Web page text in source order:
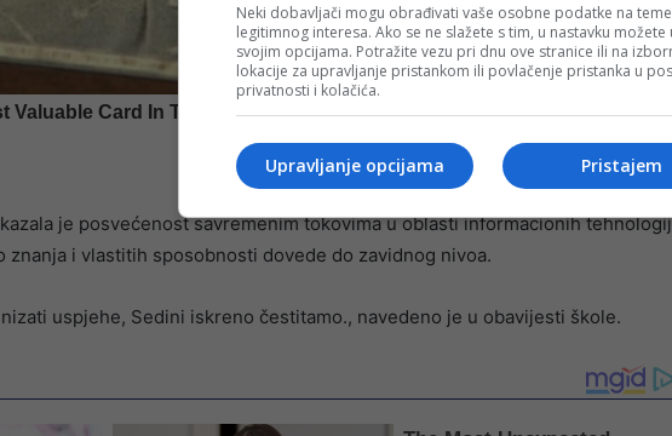
je posvećenost savremenim tokovima u oblasti informacionih
znanja i vlastitih sposobnosti dovede do zavidnog nivoa.
uspjehe, Sedini iskreno čestitamo., navedeno je u obavijesti škole.
Neki dobavljači mogu obrađivati vaše osobne podatke na
legitimnog interesa. Ako se ne slažete s tim, u nastavku možete
svojim opcijama. Potražite vezu pri dnu ove stranice ili na
lokacije za upravljanje pristankom ili povlačenje pristanka u
privatnosti i kolačića.
Pristajem
Upravljanje opcijama